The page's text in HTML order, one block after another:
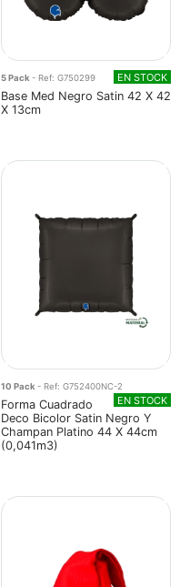
5 Pack - Ref: G750299 EN STOCK
Base Med Negro Satin 42 X 42
X 13cm
10 Pack - Ref: G752400NC-2
EN STOCK
Forma Cuadrado
Deco Bicolor Satin Negro Y
Champan Platino 44 X 44cm
(0,041m3)